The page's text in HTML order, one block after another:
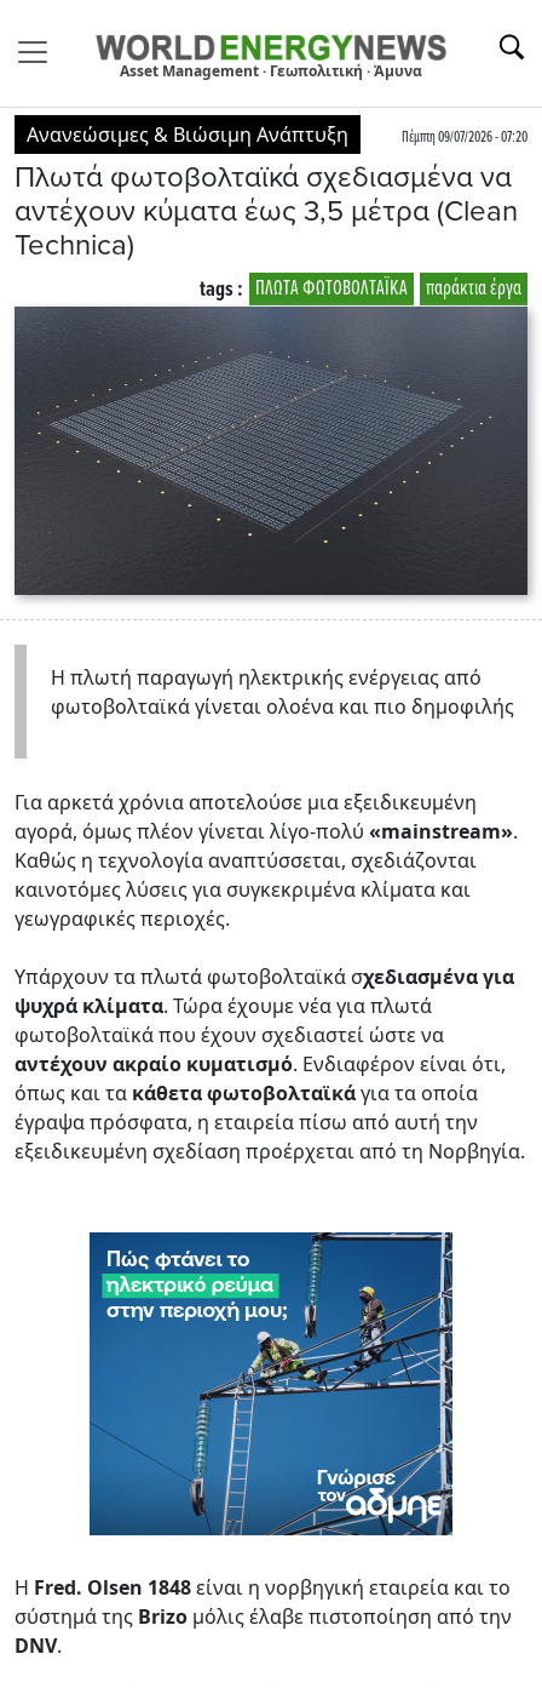
Asset Management · Γεωπολιτική · Άμυνα
Ανανεώσιμες & Βιώσιμη Ανάπτυξη Πέμπτη 09/07/2026 - 07:20
Πλωτά φωτοβολταϊκά σχεδιασμένα να
αντέχουν κύματα έως 3,5 μέτρα (Clean
Technica)
παράκτια έργα
ΠΛΩΤΑ ΦΩΤΟΒΟΛΤΑΪΚΑ
tags :
Η πλωτή παραγωγή ηλεκτρικής ενέργειας από
φωτοβολταϊκά γίνεται ολοένα και πιο δημοφιλής
Για αρκετά χρόνια αποτελούσε μια εξειδικευμένη
αγορά, όμως πλέον γίνεται λίγο-πολύ «mainstream».
Καθώς η τεχνολογία αναπτύσσεται, σχεδιάζονται
καινοτόμες λύσεις για συγκεκριμένα κλίματα και
γεωγραφικές περιοχές.
Υπάρχουν τα πλωτά φωτοβολταϊκά σχεδιασμένα για
ψυχρά κλίματα. Τώρα έχουμε νέα για πλωτά
φωτοβολταϊκά που έχουν σχεδιαστεί ώστε να
αντέχουν ακραίο κυματισμό. Ενδιαφέρον είναι ότι,
όπως και τα κάθετα φωτοβολταϊκάγια τα οποία
έγραψα πρόσφατα, η εταιρεία πίσω από αυτή την
εξειδικευμένη σχεδίαση προέρχεται από τη Νορβηγία.
Η Fred. Olsen 1848είναι η νορβηγική εταιρεία και το
σύστημά της Brizo μόλις έλαβε πιστοποίηση από την
DNV.